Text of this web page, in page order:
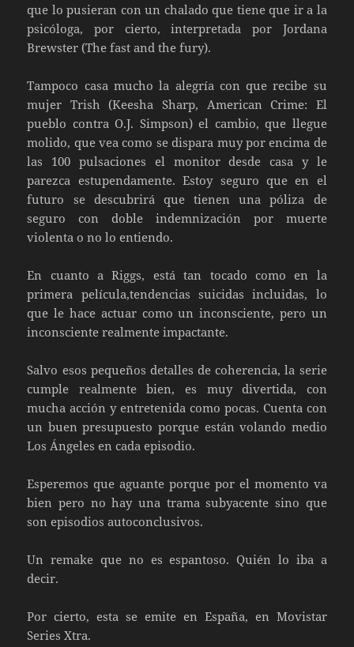
que lo pusieran con un chalado que tiene que ir a la
psicóloga, por cierto, interpretada por Jordana
Brewster (The fast and the fury).
Tampoco casa mucho la alegría con que recibe su
mujer Trish (Keesha Sharp, American Crime: El
pueblo contra O.J. Simpson) el cambio, que llegue
molido, que vea como se dispara muy por encima de
las 100 pulsaciones el monitor desde casa y le
parezca estupendamente. Estoy seguro que en el
futuro se descubrirá que tienen una póliza de
seguro con doble indemnización por muerte
violenta o no lo entiendo.
En cuanto a Riggs, está tan tocado como en la
primera película,tendencias suicidas incluidas, lo
que le hace actuar como un inconsciente, pero un
inconsciente realmente impactante.
Salvo esos pequeños detalles de coherencia, la serie
cumple realmente bien, es muy divertida, con
mucha acción y entretenida como pocas. Cuenta con
un buen presupuesto porque están volando medio
Los Ángeles en cada episodio.
Esperemos que aguante porque por el momento va
bien pero no hay una trama subyacente sino que
son episodios autoconclusivos.
Un remake que no es espantoso. Quién lo iba a
decir.
Por cierto, esta se emite en España, en Movistar
Series Xtra.